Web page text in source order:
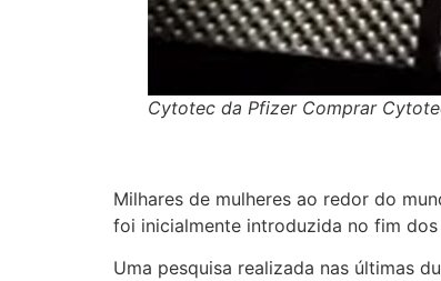
Cytotec da Pfizer Comprar
Milhares de mulheres ao redor do
foi inicialmente introduzida no fim dos
Uma pesquisa realizada nas últimas